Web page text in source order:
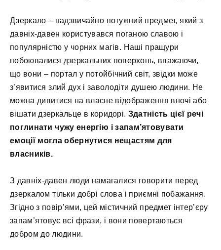
Дзеркало – надзвичайно потужний предмет, який з
давніх-давен користувався поганою славою і
популярністю у чорних магів. Наші пращури
побоювалися дзеркальних поверхонь, вважаючи,
що вони – портал у потойбічний світ, звідки може
з’явитися злий дух і заволодіти душею людини. Не
можна дивитися на власне відображення вночі або
вішати дзеркальце в коридорі. Здатність цієї речі
поглинати чужу енергію і запам’ятовувати
емоції могла обернутися нещастям для
власників.
З давніх-давен люди намагалися говорити перед
дзеркалом тільки добрі слова і приємні побажання.
Згідно з повір’ями, цей містичний предмет інтер’єру
запам’ятовує всі фрази, і вони повертаються
добром до людини.